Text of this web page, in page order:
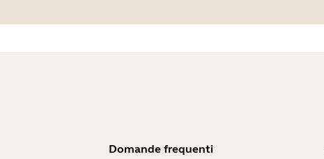
Domande frequenti